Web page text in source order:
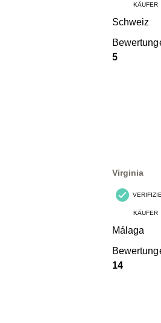
KÄUFER
Schweiz
5
Virginia
KÄUFER
Málaga
14